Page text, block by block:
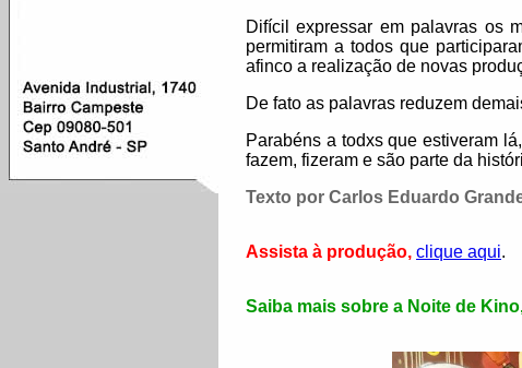
Difícil expressar em palavras os
permitiram a todos que
afinco a realização de novas
De fato as palavras reduzem
Parabéns a todxs que estiveram
fazem, fizeram e são parte da
Texto por Carlos Eduardo
Assista à produção, clique aqui.
Saiba mais sobre a Noite de